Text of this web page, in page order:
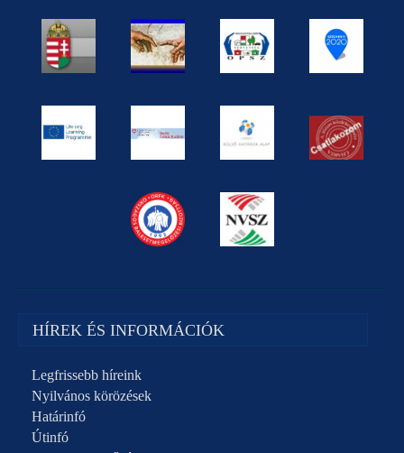
HÍREK ÉS INFORMÁCIÓK
Legfrissebb híreink
Nyilvános körözések
Határinfó
Útinfó